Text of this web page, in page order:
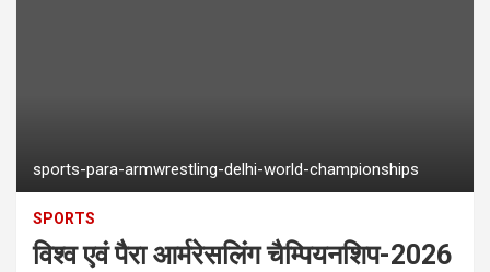
sports-para-armwrestling-delhi-world-championships
SPORTS
विश्व एवं पैरा आर्मरेसलिंग चैम्पियनशिप-2026